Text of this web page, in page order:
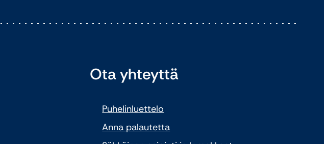
Ota yhteyttä
Puhelinluettelo
Anna palautetta